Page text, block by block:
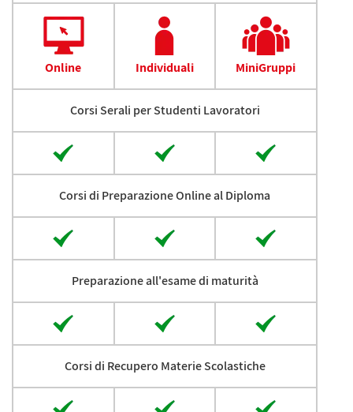
Online Individuali MiniGruppi
Corsi Serali per Studenti Lavoratori
Corsi di Preparazione Online al Diploma
Preparazione all'esame di maturità
Corsi di Recupero Materie Scolastiche